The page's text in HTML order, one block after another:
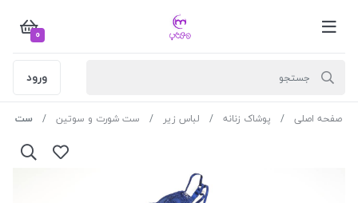
0
ورود
صفحه اصلی پوشاک زنانه لباس زیر ست شورت و سوتین ست کد 4491 نورتکس رنگ سورمه ای سایز 90